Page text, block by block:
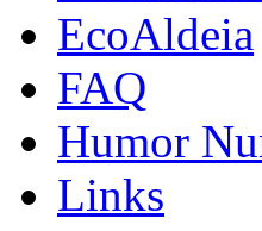
EcoAldeia
FAQ
Humor
Links